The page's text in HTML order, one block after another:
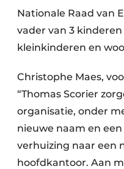
Nationale Raad van
vader van 3
kleinkinderen en
Christophe Maes,
“Thomas Scorier
organisatie, onder
nieuwe naam en
verhuizing naar een
hoofdkantoor. Aan